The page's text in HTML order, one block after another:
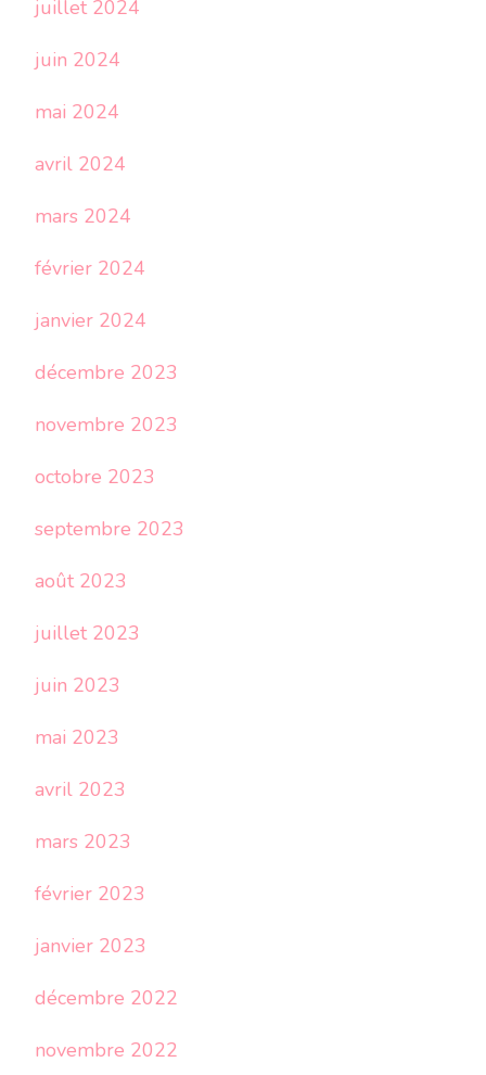
juillet 2024
juin 2024
mai 2024
avril 2024
mars 2024
février 2024
janvier 2024
décembre 2023
novembre 2023
octobre 2023
septembre 2023
août 2023
juillet 2023
juin 2023
mai 2023
avril 2023
mars 2023
février 2023
janvier 2023
décembre 2022
novembre 2022